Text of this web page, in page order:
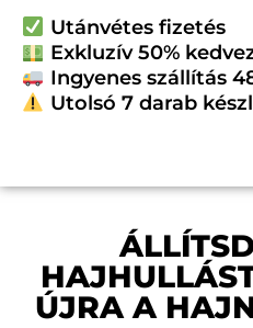
Utánvétes fizetés
Exkluzív 50%
Ingyenes szállítás
Utolsó 7 darab
ÚJRA A